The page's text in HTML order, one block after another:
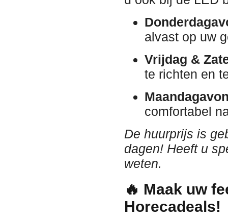
alvast op uw
Vrijdag &
te richten en
comfortabel
De huurprijs is
dagen! Heeft u
weten.
🔥 Maak uw
Horecadeals!